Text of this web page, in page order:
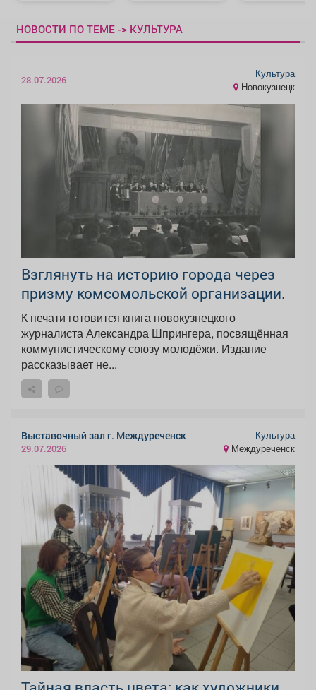
НОВОСТИ ПО ТЕМЕ -> КУЛЬТУРА
28.07.2026
Культура
Новокузнецк
Взглянуть на историю города через
призму комсомольской организации.
К печати готовится книга новокузнецкого
журналиста Александра Шпрингера, посвящённая
коммунистическому союзу молодёжи. Издание
рассказывает не...
Выставочный зал г. Междуреченск
29.07.2026
Культура
Междуреченск